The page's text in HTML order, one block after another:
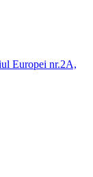
Europei nr.2A,